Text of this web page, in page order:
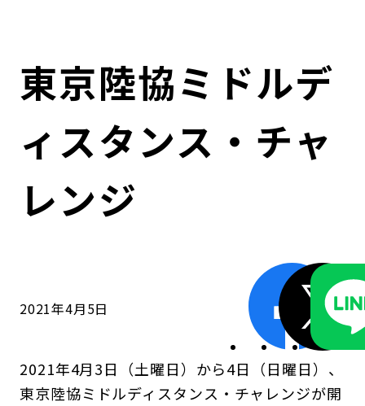
コンプライアンス
ガバナンス
個人投資家のみなさまへ
株式情報
担当役員メッセージ
サステナビリティマネジメント
ESGデータ集
東京陸協ミドルデ
ィスタンス・チャ
レンジ
2021年4月5日
2021年4月3日（土曜日）から4日（日曜日）、
東京陸協ミドルディスタンス・チャレンジが開